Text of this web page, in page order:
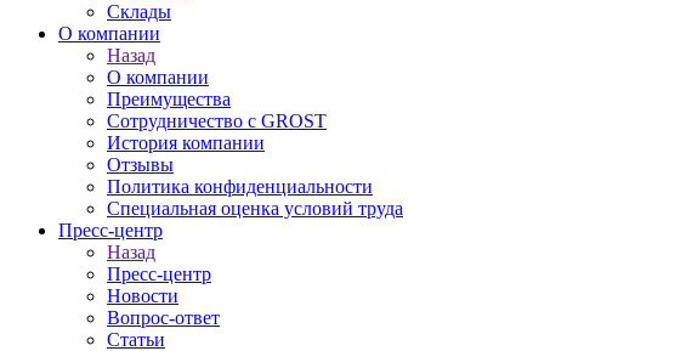
Склады
О компании
Назад
О компании
Преимущества
Сотрудничество с GROST
История компании
Отзывы
Политика конфиденциальности
Специальная оценка условий труда
Пресс-центр
Назад
Пресс-центр
Новости
Вопрос-ответ
Статьи